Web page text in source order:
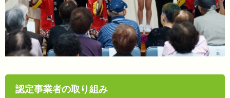
認定事業者の取り組み